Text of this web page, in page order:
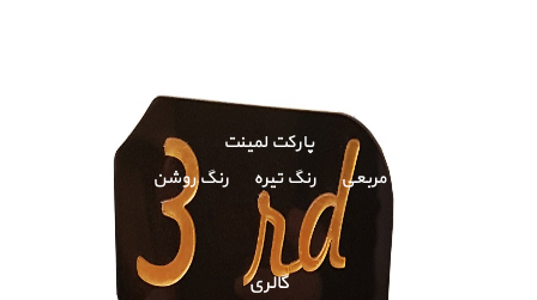
پارکت لمینت
مربعی
رنگ تیره رنگ روشن
گالری